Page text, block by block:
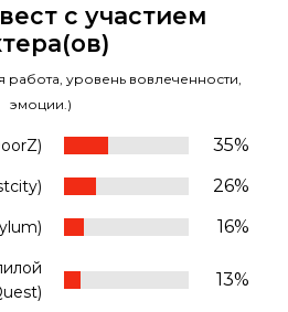
с участием
работа, уровень вовлеченности,
эмоции.)
35%
26%
16%
13%